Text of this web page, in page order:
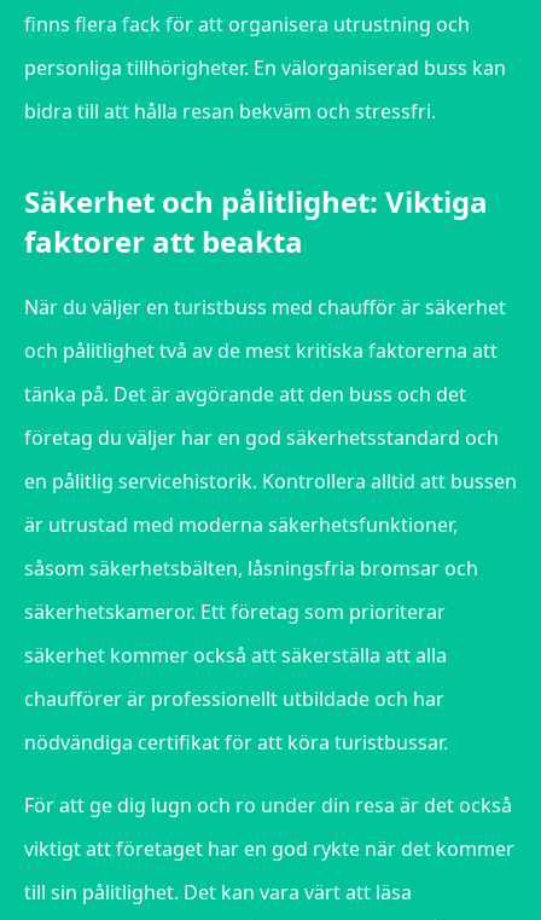
finns flera fack för att organisera utrustning och
personliga tillhörigheter. En välorganiserad buss kan
bidra till att hålla resan bekväm och stressfri.
Säkerhet och pålitlighet: Viktiga
faktorer att beakta
När du väljer en turistbuss med chaufför är säkerhet
och pålitlighet två av de mest kritiska faktorerna att
tänka på. Det är avgörande att den buss och det
företag du väljer har en god säkerhetsstandard och
en pålitlig servicehistorik. Kontrollera alltid att bussen
är utrustad med moderna säkerhetsfunktioner,
såsom säkerhetsbälten, låsningsfria bromsar och
säkerhetskameror. Ett företag som prioriterar
säkerhet kommer också att säkerställa att alla
chaufförer är professionellt utbildade och har
nödvändiga certifikat för att köra turistbussar.
För att ge dig lugn och ro under din resa är det också
viktigt att företaget har en god rykte när det kommer
till sin pålitlighet. Det kan vara värt att läsa